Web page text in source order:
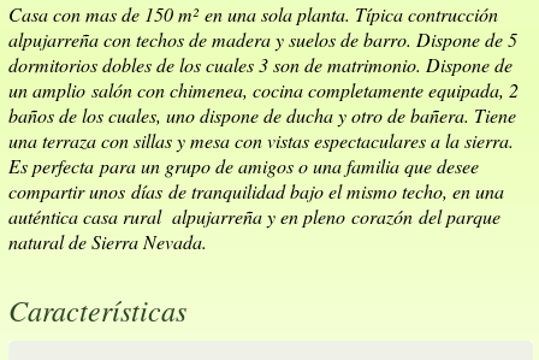
Casa con mas de 150 m² en una sola planta. Típica contrucción
alpujarreña con techos de madera y suelos de barro. Dispone de 5
dormitorios dobles de los cuales 3 son de matrimonio. Dispone de
un amplio salón con chimenea, cocina completamente equipada, 2
baños de los cuales, uno dispone de ducha y otro de bañera. Tiene
una terraza con sillas y mesa con vistas espectaculares a la sierra.
Es perfecta para un grupo de amigos o una familia que desee
compartir unos días de tranquilidad bajo el mismo techo, en una
auténtica casa rural alpujarreña y en pleno corazón del parque
natural de Sierra Nevada.
Características